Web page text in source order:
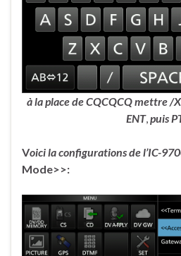
à la place de CQCQCQ mettre /
ENT, puis
Voici la configurations de l’IC-
Mode>>: